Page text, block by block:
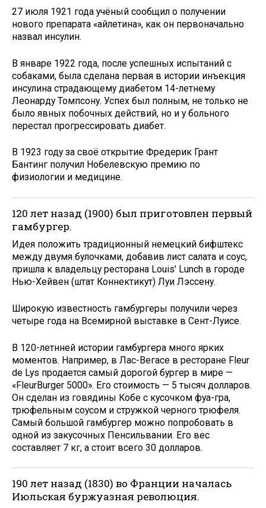
27 июля 1921 года учёный сообщил о получении
нового препарата «айлетина», как он первоначально
назвал инсулин.
В январе 1922 года, после успешных испытаний с
собаками, была сделана первая в истории инъекция
инсулина страдающему диабетом 14-летнему
Леонарду Томпсону. Успех был полным, не только не
было явных побочных действий, но и у больного
перестал прогрессировать диабет.
В 1923 году за своё открытие Фредерик Грант
Бантинг получил Нобелевскую премию по
физиологии и медицине.
120 лет назад (1900) был приготовлен первый
гамбургер.
Идея положить традиционный немецкий бифштекс
между двумя булочками, добавив лист салата и соус,
пришла к владельцу ресторана Louis' Lunch в городе
Нью-Хейвен (штат Коннектикут) Луи Лэссену.
Широкую известность гамбургеры получили через
четыре года на Всемирной выставке в Сент-Луисе.
В 120-летнней истории гамбургера много ярких
моментов. Например, в Лас-Вегасе в ресторане Fleur
de Lys продается самый дорогой бургер в мире —
«FleurBurger 5000». Его стоимость — 5 тысяч долларов.
Он сделан из говядины Кобе с кусочком фуа-гра,
трюфельным соусом и стружкой черного трюфеля.
Самый большой гамбургер можно попробовать в
одной из закусочных Пенсильвании. Его вес
составляет 7 кг, а стоит всего 30 долларов.
190 лет назад (1830) во Франции началась
Июльская буржуазная революция.